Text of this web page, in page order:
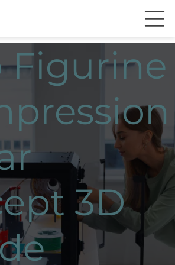
Figurine
3D